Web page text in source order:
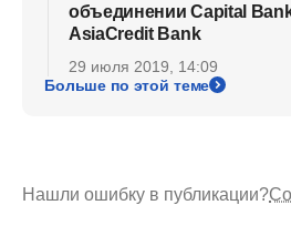
объединении Capital
AsiaCredit Bank
29 июля 2019, 14:09
Больше по этой теме
Нашли ошибку в публикации?